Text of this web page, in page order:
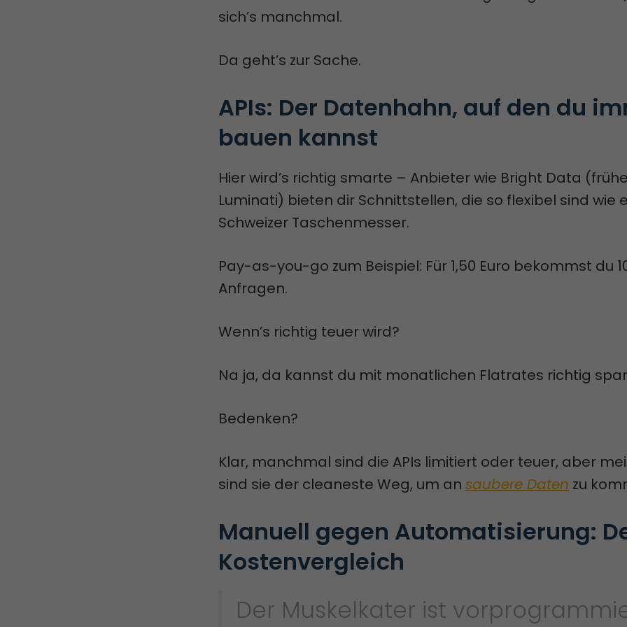
sich’s manchmal.
Da geht’s zur Sache.
APIs: Der Datenhahn, auf den du
bauen kannst
Hier wird’s richtig smarte – Anbieter wie Bright Data
Luminati) bieten dir Schnittstellen, die so flexibel sind wie
Schweizer Taschenmesser.
Pay-as-you-go zum Beispiel: Für 1,50 Euro bekommst du
Anfragen.
Wenn’s richtig teuer wird?
Na ja, da kannst du mit monatlichen Flatrates richtig
Bedenken?
Klar, manchmal sind die APIs limitiert oder teuer, aber
sind sie der cleaneste Weg, um an saubere Daten zu
Manuell gegen Automatisierung:
Kostenvergleich
Der Muskelkater ist